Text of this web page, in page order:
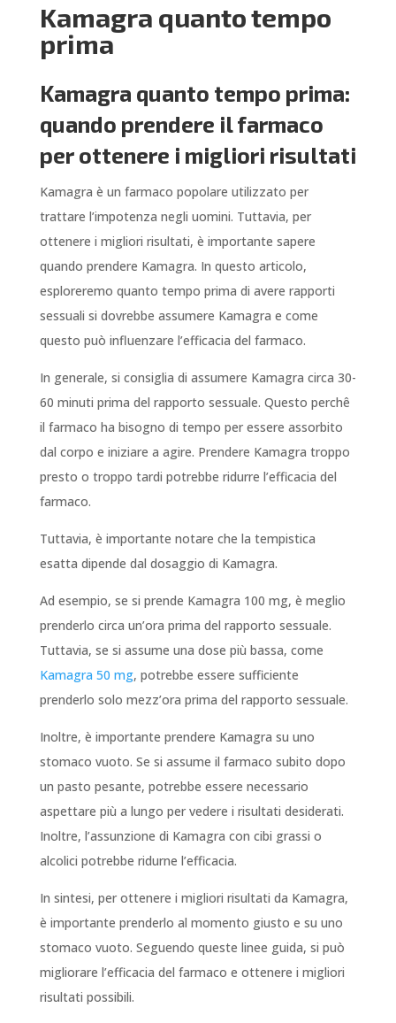
Kamagra quanto tempo
prima
Kamagra quanto tempo prima:
quando prendere il farmaco
per ottenere i migliori risultati
Kamagra è un farmaco popolare utilizzato per
trattare l’impotenza negli uomini. Tuttavia, per
ottenere i migliori risultati, è importante sapere
quando prendere Kamagra. In questo articolo,
esploreremo quanto tempo prima di avere rapporti
sessuali si dovrebbe assumere Kamagra e come
questo può influenzare l’efficacia del farmaco.
In generale, si consiglia di assumere Kamagra circa 30-
60 minuti prima del rapporto sessuale. Questo perchê
il farmaco ha bisogno di tempo per essere assorbito
dal corpo e iniziare a agire. Prendere Kamagra troppo
presto o troppo tardi potrebbe ridurre l’efficacia del
farmaco.
Tuttavia, è importante notare che la tempistica
esatta dipende dal dosaggio di Kamagra.
Ad esempio, se si prende Kamagra 100 mg, è meglio
prenderlo circa un’ora prima del rapporto sessuale.
Tuttavia, se si assume una dose più bassa, come
Kamagra 50 mg, potrebbe essere sufficiente
prenderlo solo mezz’ora prima del rapporto sessuale.
Inoltre, è importante prendere Kamagra su uno
stomaco vuoto. Se si assume il farmaco subito dopo
un pasto pesante, potrebbe essere necessario
aspettare più a lungo per vedere i risultati desiderati.
Inoltre, l’assunzione di Kamagra con cibi grassi o
alcolici potrebbe ridurne l’efficacia.
In sintesi, per ottenere i migliori risultati da Kamagra,
è importante prenderlo al momento giusto e su uno
stomaco vuoto. Seguendo queste linee guida, si può
migliorare l’efficacia del farmaco e ottenere i migliori
risultati possibili.